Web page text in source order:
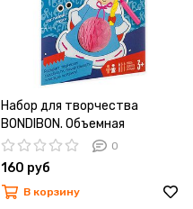
Набор для творчества
BONDIBON. Объемная
раскраска Снегурочка.
0
160 руб
В корзину